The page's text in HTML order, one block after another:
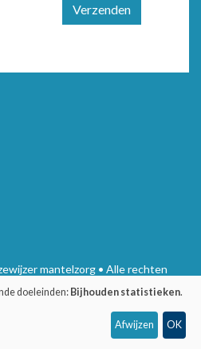
Verzenden
mantelzorg • Alle rechten
doeleinden: Bijhouden statistieken.
Afwijzen OK